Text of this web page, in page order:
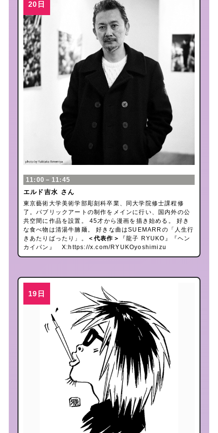
11:00－11:45
エルド吉水 さん
東京藝術大学美術学部彫刻科卒業、同大学院修士課程修
了。パブリックアートの制作をメインに行い、国内外の公
共空間に作品を設置。 45才から漫画を描き始める。 好き
な食べ物は清湯牛腩麺。 好きな曲はSUEMARRの「人生行
きあたりばったり」。
＜代表作＞
『龍子 RYUKO』『ヘン
カイパン』 X:https://x.com/RYUKOyoshimizu